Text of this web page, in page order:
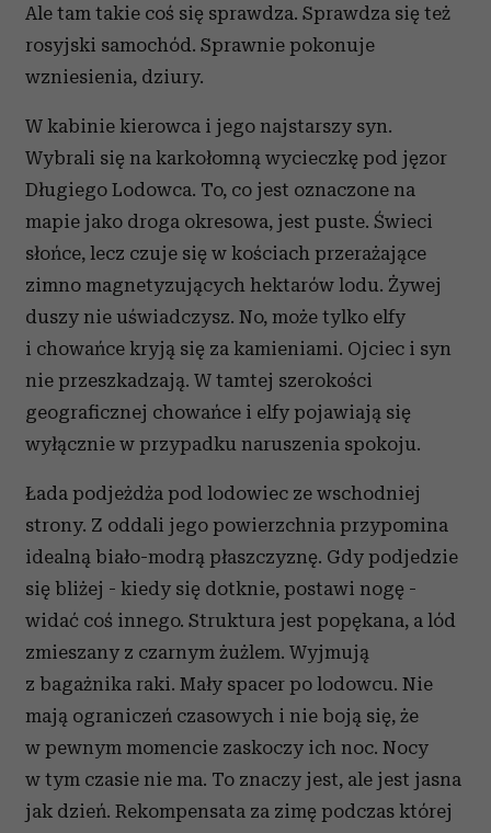
Ale tam takie coś się sprawdza. Sprawdza się też
rosyjski samochód. Sprawnie pokonuje
wzniesienia, dziury.
W kabinie kierowca i jego najstarszy syn.
Wybrali się na karkołomną wycieczkę pod jęzor
Długiego Lodowca. To, co jest oznaczone na
mapie jako droga okresowa, jest puste. Świeci
słońce, lecz czuje się w kościach przerażające
zimno magnetyzujących hektarów lodu. Żywej
duszy nie uświadczysz. No, może tylko elfy
i chowańce kryją się za kamieniami. Ojciec i syn
nie przeszkadzają. W tamtej szerokości
geograficznej chowańce i elfy pojawiają się
wyłącznie w przypadku naruszenia spokoju.
Łada podjeżdża pod lodowiec ze wschodniej
strony. Z oddali jego powierzchnia przypomina
idealną biało-modrą płaszczyznę. Gdy podjedzie
się bliżej - kiedy się dotknie, postawi nogę -
widać coś innego. Struktura jest popękana, a lód
zmieszany z czarnym żużlem. Wyjmują
z bagażnika raki. Mały spacer po lodowcu. Nie
mają ograniczeń czasowych i nie boją się, że
w pewnym momencie zaskoczy ich noc. Nocy
w tym czasie nie ma. To znaczy jest, ale jest jasna
jak dzień. Rekompensata za zimę podczas której